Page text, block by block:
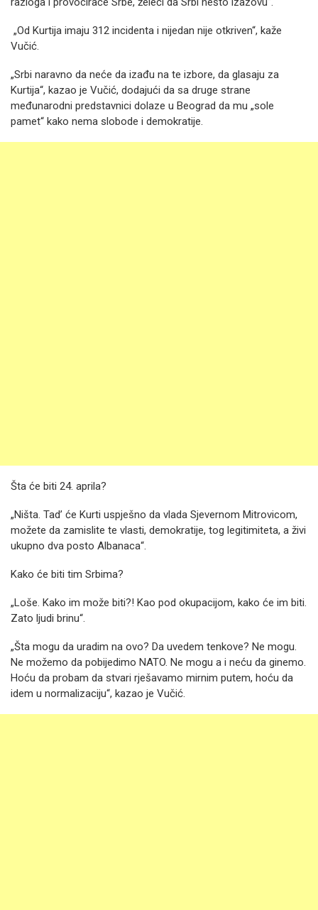
„Od Kurtija imaju 312 incidenta i nijedan nije otkriven“, kaže
Vučić.
„Srbi naravno da neće da izađu na te izbore, da glasaju za
Kurtija“, kazao je Vučić, dodajući da sa druge strane
međunarodni predstavnici dolaze u Beograd da mu „sole
pamet“ kako nema slobode i demokratije.
Šta će biti 24. aprila?
„Ništa. Tad’ će Kurti uspješno da vlada Sjevernom Mitrovicom,
možete da zamislite te vlasti, demokratije, tog legitimiteta, a živi
ukupno dva posto Albanaca“.
Kako će biti tim Srbima?
„Loše. Kako im može biti?! Kao pod okupacijom, kako će im biti.
Zato ljudi brinu“.
„Šta mogu da uradim na ovo? Da uvedem tenkove? Ne mogu.
Ne možemo da pobijedimo NATO. Ne mogu a i neću da ginemo.
Hoću da probam da stvari rješavamo mirnim putem, hoću da
idem u normalizaciju“, kazao je Vučić.